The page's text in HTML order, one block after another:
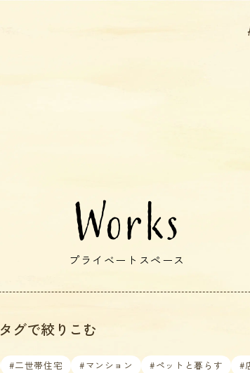
Works
プライベートスペース
タグで絞りこむ
#二世帯住宅 #マンション #ペットと暮らす
#